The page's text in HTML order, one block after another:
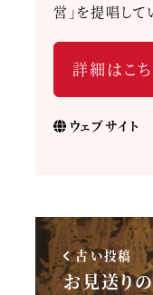
営」を提唱して
詳細はこ
ウェブサイト
古い投稿
お見送り